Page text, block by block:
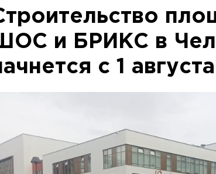
и БРИКС в
с 1 августа